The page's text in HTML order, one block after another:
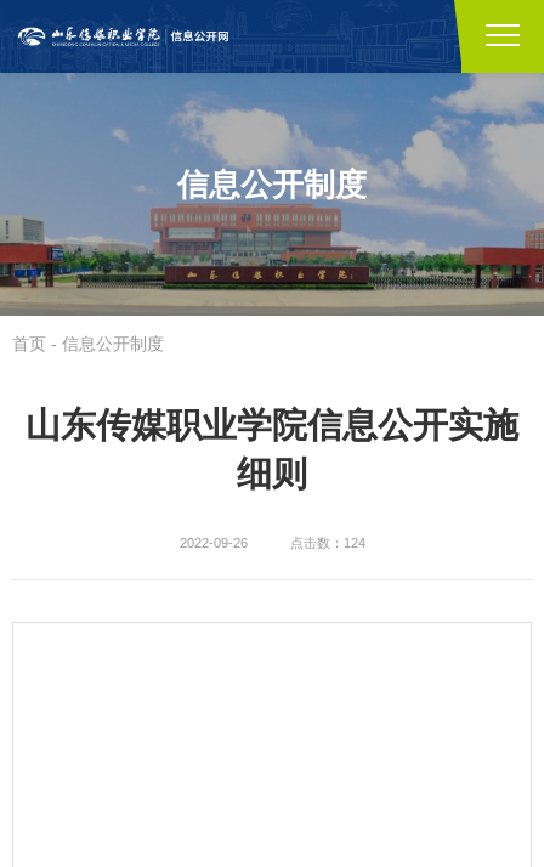
信息公开制度
首页 - 信息公开制度
山东传媒职业学院信息公开实施
细则
2022-09-26 点击数：124